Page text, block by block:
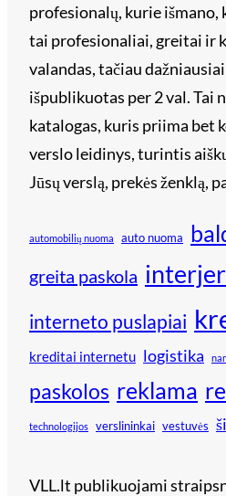
profesionalų, kurie
tai profesionaliai, greitai ir
valandas, tačiau
išpublikuotas per 2 val. Tai
katalogas, kuris priima bet
verslo leidinys, turintis
Jūsų verslą, prekės ženklą,
automobilių nuoma auto nuoma
greita paskola
interneto puslapiai
kreditai internetu logistika
paskolos reklama
technologijos verslininkai vestuvės
VLL.lt publikuojami